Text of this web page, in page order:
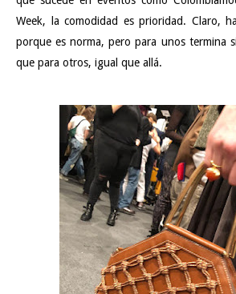
Week, la comodidad es prioridad. Claro,
porque es norma, pero para unos termina
que para otros, igual que allá.